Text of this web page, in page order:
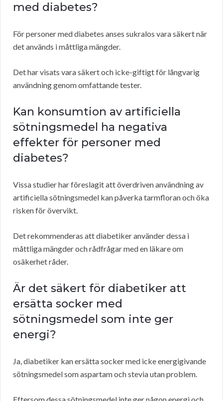
med diabetes?
För personer med diabetes anses sukralos vara säkert när
det används i måttliga mängder.
Det har visats vara säkert och icke-giftigt för långvarig
användning genom omfattande tester.
Kan konsumtion av artificiella
sötningsmedel ha negativa
effekter för personer med
diabetes?
Vissa studier har föreslagit att överdriven användning av
artificiella sötningsmedel kan påverka tarmfloran och öka
risken för övervikt.
Det rekommenderas att diabetiker använder dessa i
måttliga mängder och rådfrågar med en läkare om
osäkerhet råder.
Är det säkert för diabetiker att
ersätta socker med
sötningsmedel som inte ger
energi?
Ja, diabetiker kan ersätta socker med icke energigivande
sötningsmedel som aspartam och stevia utan problem.